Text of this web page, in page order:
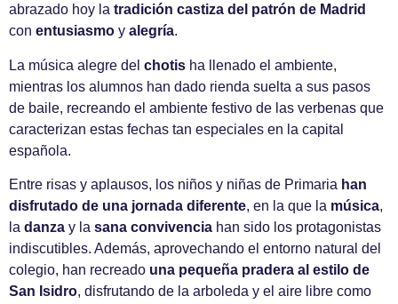
abrazado hoy la tradición castiza del patrón de Madrid
con entusiasmo y alegría.
La música alegre del chotis ha llenado el ambiente,
mientras los alumnos han dado rienda suelta a sus pasos
de baile, recreando el ambiente festivo de las verbenas que
caracterizan estas fechas tan especiales en la capital
española.
Entre risas y aplausos, los niños y niñas de Primaria han
disfrutado de una jornada diferente, en la que la música,
la danza y la sana convivencia han sido los protagonistas
indiscutibles. Además, aprovechando el entorno natural del
colegio, han recreado una pequeña pradera al estilo de
San Isidro, disfrutando de la arboleda y el aire libre como